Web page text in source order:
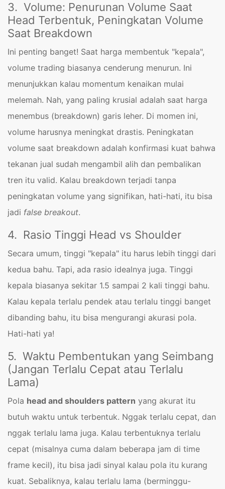
3. Volume: Penurunan Volume Saat
Head Terbentuk, Peningkatan Volume
Saat Breakdown
Ini penting banget! Saat harga membentuk "kepala",
volume trading biasanya cenderung menurun. Ini
menunjukkan kalau momentum kenaikan mulai
melemah. Nah, yang paling krusial adalah saat harga
menembus (breakdown) garis leher. Di momen ini,
volume harusnya meningkat drastis. Peningkatan
volume saat breakdown adalah konfirmasi kuat bahwa
tekanan jual sudah mengambil alih dan pembalikan
tren itu valid. Kalau breakdown terjadi tanpa
peningkatan volume yang signifikan, hati-hati, itu bisa
jadi false breakout.
4. Rasio Tinggi Head vs Shoulder
Secara umum, tinggi "kepala" itu harus lebih tinggi dari
kedua bahu. Tapi, ada rasio idealnya juga. Tinggi
kepala biasanya sekitar 1.5 sampai 2 kali tinggi bahu.
Kalau kepala terlalu pendek atau terlalu tinggi banget
dibanding bahu, itu bisa mengurangi akurasi pola.
Hati-hati ya!
5. Waktu Pembentukan yang Seimbang
(Jangan Terlalu Cepat atau Terlalu
Lama)
Pola head and shoulders pattern yang akurat itu
butuh waktu untuk terbentuk. Nggak terlalu cepat, dan
nggak terlalu lama juga. Kalau terbentuknya terlalu
cepat (misalnya cuma dalam beberapa jam di time
frame kecil), itu bisa jadi sinyal kalau pola itu kurang
kuat. Sebaliknya, kalau terlalu lama (berminggu-